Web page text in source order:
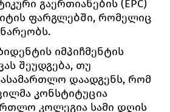
გაერთიანების (EPC)
ფარგლებში, რომელიც
იმპიჩმენტის
შეუდგება, თუ
დაადგენს, რომ
კონსტიტუცია
კოლეგია სამი დღის